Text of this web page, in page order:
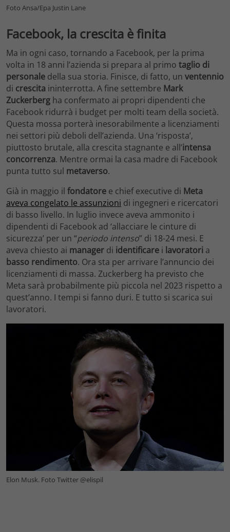
Foto Ansa/Epa Justin Lane
Facebook, la crescita è finita
Ma in ogni caso, tornando a Facebook, per la prima
volta in 18 anni l’azienda si prepara al primo taglio di
personale della sua storia. Finisce, di fatto, un ventennio
di crescita ininterrotta. A fine settembre Mark
Zuckerberg ha confermato ai propri dipendenti che
Facebook ridurrà i budget per molti team della società.
Questa mossa porterà inesorabilmente a licenziamenti
nei settori più deboli dell’azienda. Una ‘risposta’,
piuttosto brutale, alla crescita stagnante e all’intensa
concorrenza. Mentre ormai la casa madre di Facebook
punta tutto sul metaverso.
Già in maggio il fondatore e chief executive di Meta
aveva congelato le assunzioni di ingegneri e ricercatori
di basso livello. In luglio invece aveva ammonito i
dipendenti di Facebook ad ‘allacciare le cinture di
sicurezza’ per un “periodo intenso” di 18-24 mesi. E
aveva chiesto ai manager di identificare i lavoratori a
basso rendimento. Ora sta per arrivare l’annuncio dei
licenziamenti di massa. Zuckerberg ha previsto che
Meta sarà probabilmente più piccola nel 2023 rispetto a
quest’anno. I tempi si fanno duri. E tutto si scarica sui
lavoratori.
Elon Musk. Foto Twitter @elispil